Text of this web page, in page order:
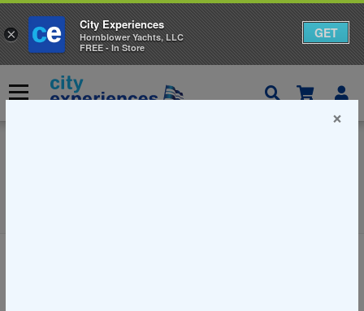
츠
로
메뉴
×
×
City Experiences
Hornblower Yachts, LLC
FREE - In Store
GET